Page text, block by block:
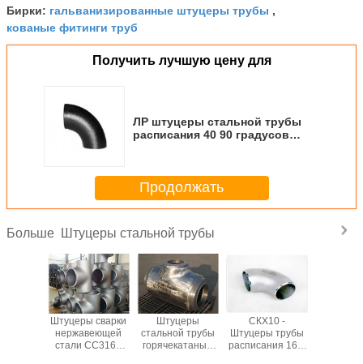
Бирки: гальванизированные штуцеры трубы ,
кованые фитинги труб
Получить лучшую цену для
ЛР штуцеры стальной трубы
расписания 40 90 градусов
Продолжать
Больше Штуцеры стальной трубы
Штуцеры сварки
нержавеющей
стали СС316Л
Штуцеры
стальной трубы
горячекатаные
СКХ10 -
Штуцеры трубы
расписания 160,